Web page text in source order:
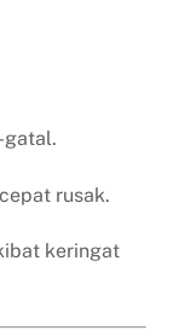
gatal.
rusak.
keringat